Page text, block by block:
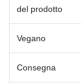
del prodotto
Vegano
Consegna